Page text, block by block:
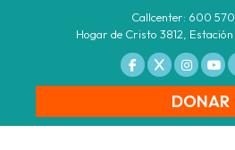
Callcenter: 600
Hogar de Cristo 3812,
DONAR